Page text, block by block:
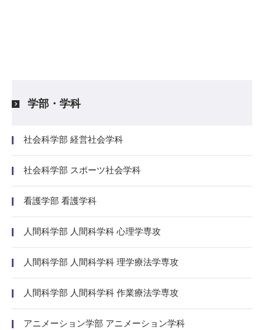
学部・学科
社会科学部 経営社会学科
社会科学部 スポーツ社会学科
看護学部 看護学科
人間科学部 人間科学科 心理学専攻
人間科学部 人間科学科 理学療法学専攻
人間科学部 人間科学科 作業療法学専攻
アニメーション学部 アニメーション学科